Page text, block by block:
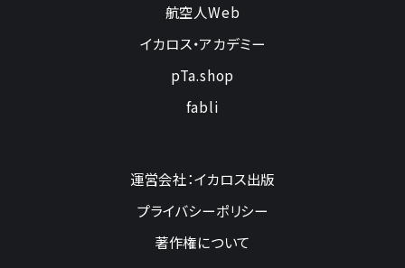
航空人Web
イカロス・アカデミー
pTa.shop
fabli
運営会社：イカロス出版
プライバシーポリシー
著作権について